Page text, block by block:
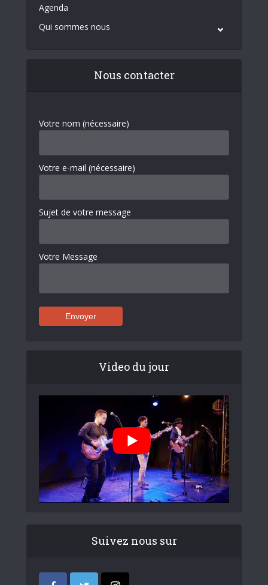
Agenda
Qui sommes nous
Nous contacter
Votre nom (nécessaire)
Votre e-mail (nécessaire)
Sujet de votre message
Votre Message
Video du jour
Suivez nous sur